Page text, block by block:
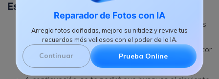
Reparador de Fotos con IA
Arregla fotos dañadas, mejora su nitidez y revive tus
recuerdos más valiosos con el poder de la IA.
Continuar Prueba Online
Estos son los siguientes pasos:
Para abrir "Ejecutar", presionar la combinación de las
teclas Windows + R, hará que aparezca. Luego,
debes escribir "Regedit" para obtener acceso al Editor
del Registro.